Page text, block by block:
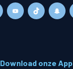
Download onze App